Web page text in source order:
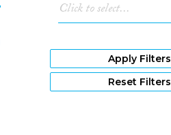
1971(3)
1970(1)
1969(4)
1967(1)
1962(2)
1961(1)
Apply Filters
Reset Filters